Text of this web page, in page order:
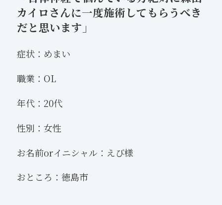
カイロさんに一度施術してもらうべき
だと思います」
症状：めまい
職業：OL
年代：20代
性別：女性
お名前orイニシャル：えび様
おところ：徳島市